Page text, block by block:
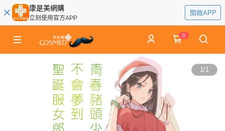
康是美網購
立刻使用官方APP
開啟APP
0
1/1